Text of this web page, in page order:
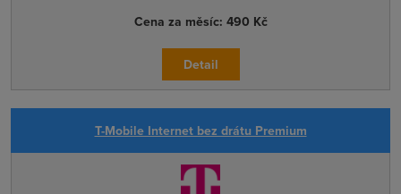
Cena za měsíc: 490 Kč
Detail
T-Mobile Internet bez drátu Premium